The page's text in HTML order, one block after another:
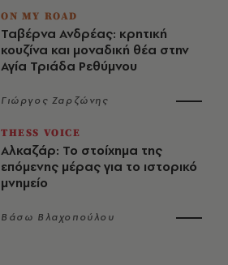
ON MY ROAD
Ταβέρνα Ανδρέας: κρητική
κουζίνα και μοναδική θέα στην
Αγία Τριάδα Ρεθύμνου
Γιώργος Ζαρζώνης
THESS VOICE
Αλκαζάρ: Το στοίχημα της
επόμενης μέρας για το ιστορικό
μνημείο
Βάσω Βλαχοπούλου